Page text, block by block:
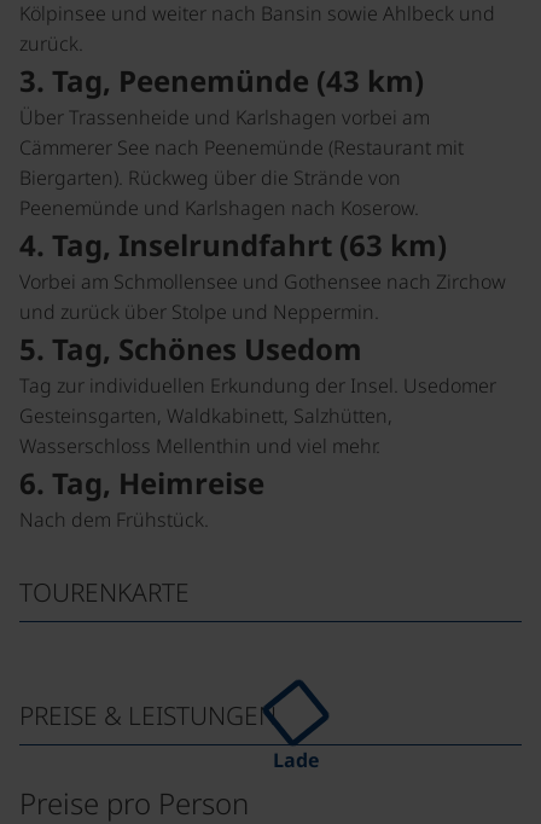
Kölpinsee und weiter nach Bansin sowie Ahlbeck und
zurück.
3. Tag, Peenemünde (43 km)
Über Trassenheide und Karlshagen vorbei am
Cämmerer See nach Peenemünde (Restaurant mit
Biergarten). Rückweg über die Strände von
Peenemünde und Karlshagen nach Koserow.
4. Tag, Inselrundfahrt (63 km)
Vorbei am Schmollensee und Gothensee nach Zirchow
und zurück über Stolpe und Neppermin.
5. Tag, Schönes Usedom
Tag zur individuellen Erkundung der Insel. Usedomer
Gesteinsgarten, Waldkabinett, Salzhütten,
Wasserschloss Mellenthin und viel mehr.
6. Tag, Heimreise
Nach dem Frühstück.
TOURENKARTE
Lade
PREISE & LEISTUNGEN
Preise pro Person